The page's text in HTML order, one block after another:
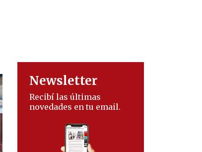
Newsletter
Recibí las últimas
novedades en tu email.